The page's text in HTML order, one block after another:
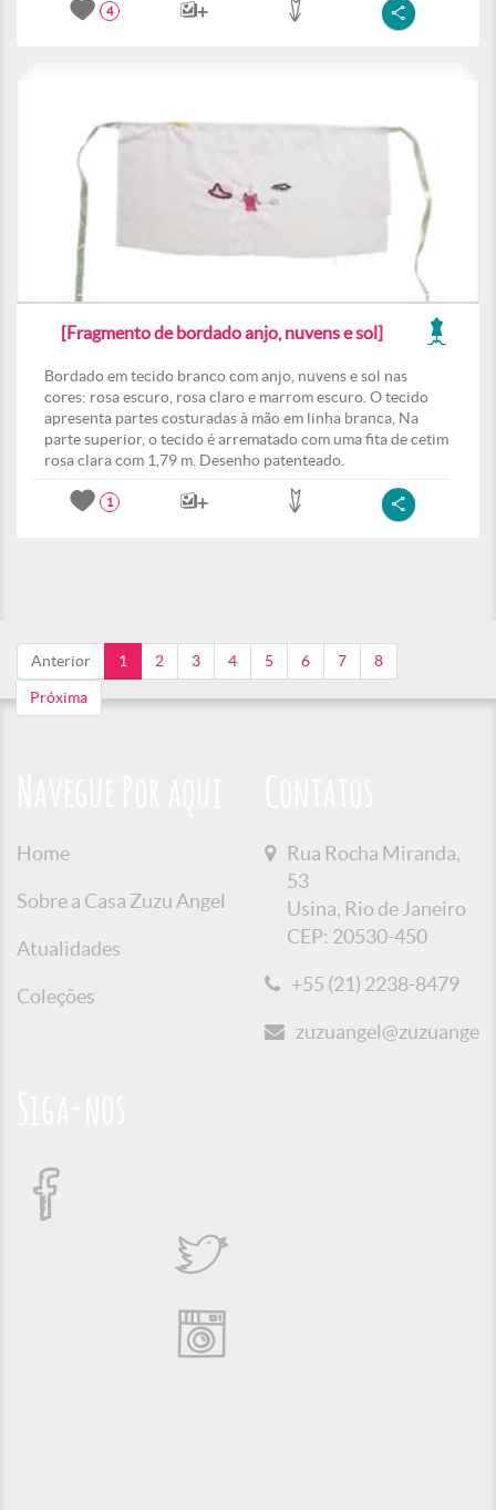
4
[Fragmento de bordado anjo, nuvens e sol]
Bordado em tecido branco com anjo, nuvens e sol nas
cores: rosa escuro, rosa claro e marrom escuro. O tecido
apresenta partes costuradas à mão em linha branca, Na
parte superior, o tecido é arrematado com uma fita de cetim
rosa clara com 1,79 m. Desenho patenteado.
1
Anterior 1 2 3 4 5 6 7 8
Próxima
Home
Sobre a Casa Zuzu Angel
Atualidades
Coleções
Rua Rocha Miranda,
53
Usina, Rio de Janeiro
CEP: 20530-450
+55 (21) 2238-8479